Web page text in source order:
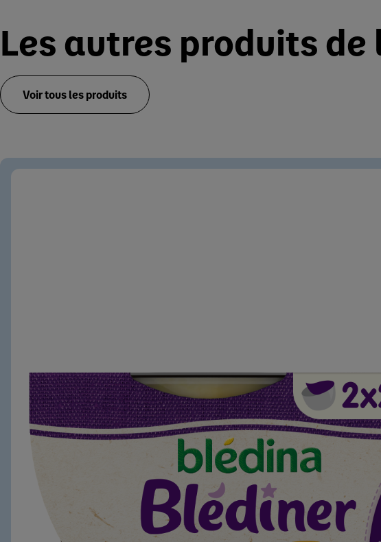
Les autres produits de
Voir tous les produits